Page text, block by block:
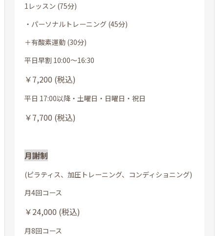
1レッスン (75分)
・パーソナルトレーニング (45分)
＋有酸素運動 (30分)
平日早割 10:00～16:30
￥7,200 (税込)
平日 17:00以降・土曜日・日曜日・祝日
￥7,700 (税込)
月謝制
(ピラティス、加圧トレーニング、コンディショニング)
月4回コース
￥24,000 (税込)
月8回コース